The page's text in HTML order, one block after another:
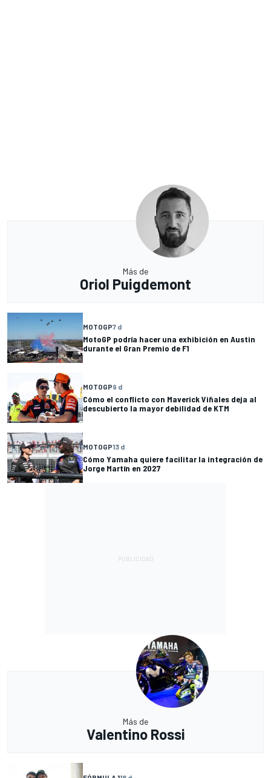
Más de
Oriol Puigdemont
MOTOGP7 d
MotoGP podría hacer una exhibición en Austin
durante el Gran Premio de F1
MOTOGP9 d
Cómo el conflicto con Maverick Viñales deja al
descubierto la mayor debilidad de KTM
MOTOGP13 d
Cómo Yamaha quiere facilitar la integración de
Jorge Martín en 2027
Más de
Valentino Rossi